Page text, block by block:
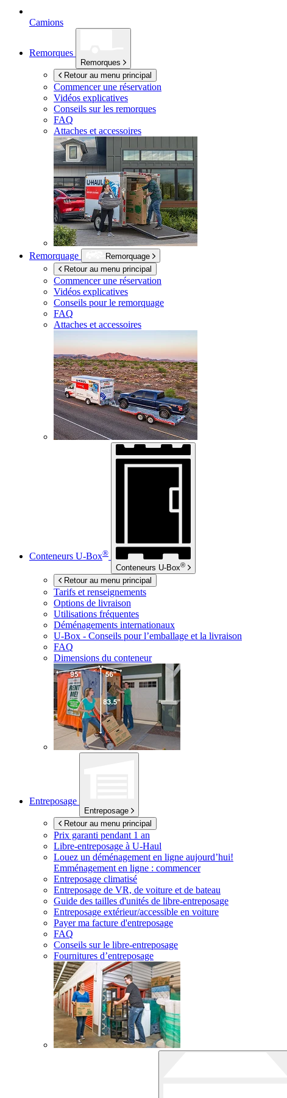
Camions
Remorques
Remorques
Retour au menu principal
Commencer une réservation
Vidéos explicatives
Conseils sur les remorques
FAQ
Attaches et accessoires
Remorquage
Remorquage
Retour au menu principal
Commencer une réservation
Vidéos explicatives
Conseils pour le remorquage
FAQ
Attaches et accessoires
Conteneurs U-Box®
Conteneurs U-Box®
Retour au menu principal
Tarifs et renseignements
Options de livraison
Utilisations fréquentes
Déménagements internationaux
U-Box - Conseils pour l’emballage et la livraison
FAQ
Dimensions du conteneur
Entreposage
Entreposage
Retour au menu principal
Prix garanti pendant 1 an
Libre-entreposage à U-Haul
Louez un déménagement en ligne aujourd’hui!
Emménagement en ligne : commencer
Entreposage climatisé
Entreposage de VR, de voiture et de bateau
Guide des tailles d'unités de libre-entreposage
Entreposage extérieur/accessible en voiture
Payer ma facture d'entreposage
FAQ
Conseils sur le libre-entreposage
Fournitures d’entreposage